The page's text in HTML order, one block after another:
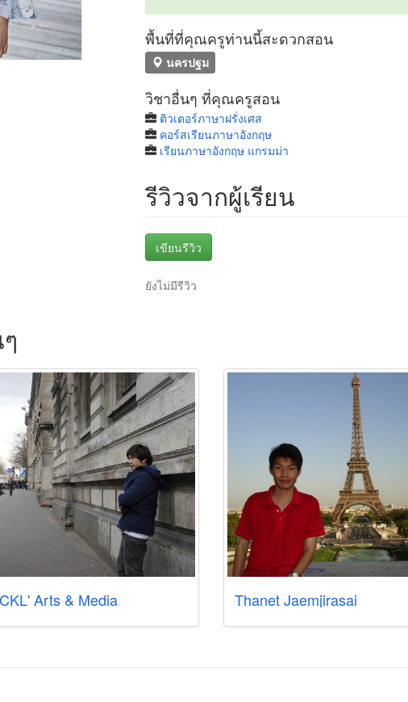
พื้นที่ที่คุณครูท่านนี้สะดวกสอน
นครปฐม
วิชาอื่นๆ ที่คุณครูสอน
ติวเตอร์ภาษาฝรั่งเศส
คอร์สเรียนภาษาอังกฤษ
เรียนภาษาอังกฤษ แกรมม่า
รีวิวจากผู้เรียน
เขียนรีวิว
ยังไม่มีรีวิว
CKL' Arts & Media Thanet Jaemjirasai